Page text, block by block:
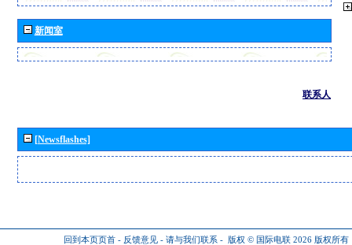
新闻室
联系人
[Newsflashes]
回到本页页首 - 反馈意见 - 请与我们联系 - 版权 © 国际电联 2026 版权所有